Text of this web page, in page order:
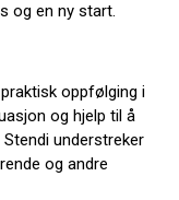
og en ny start.
oppfølging i
og hjelp til å
understreker
og andre